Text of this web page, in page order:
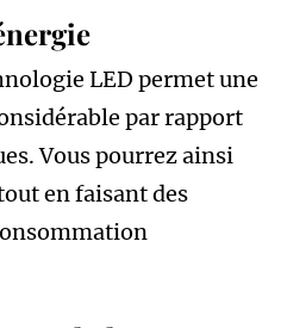
LED permet une
par rapport
Vous pourrez ainsi
en faisant des